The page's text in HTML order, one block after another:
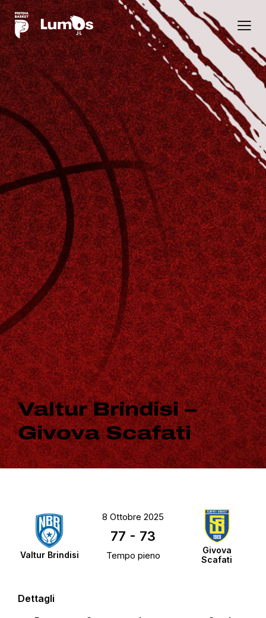
Valtur Brindisi –
Givova Scafati
Valtur Brindisi
Givova
Scafati
8 Ottobre 2025
77 - 73
Tempo pieno
Dettagli